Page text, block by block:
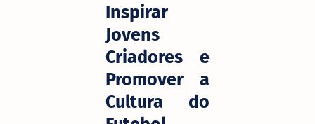
Inspirar
Jovens
Criadores e
Promover a
Cultura do